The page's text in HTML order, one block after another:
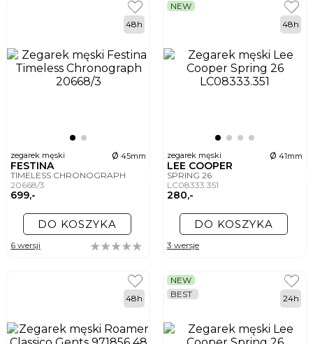
zegarek męski ø 45mm
FESTINA
TIMELESS CHRONOGRAPH
20668/3
699,-
48h
DO KOSZYKA
6 wersji
zegarek męski ø 41mm
LEE COOPER
SPRING 26
LC08333.351
280,-
NEW
48h
DO KOSZYKA
3 wersje
48h
NEW
BEST
24h